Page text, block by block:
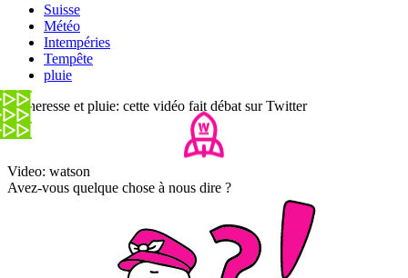
Suisse
Météo
Intempéries
Tempête
pluie
Sécheresse et pluie: cette vidéo fait débat sur Twitter
Video: watson
Avez-vous quelque chose à nous dire ?